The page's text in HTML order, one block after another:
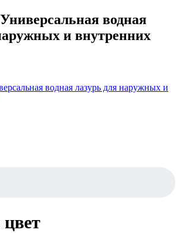
водная
и внутренних